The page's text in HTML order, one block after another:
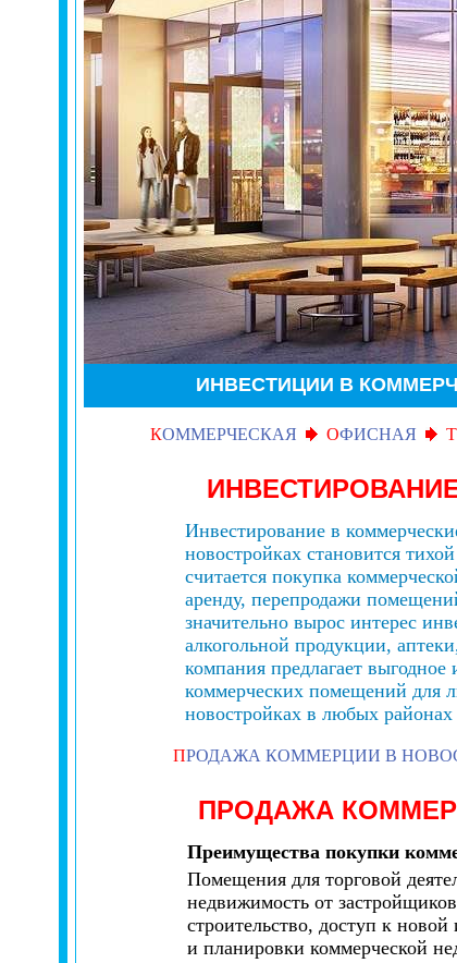
ИНВЕСТИЦИИ В
КОММЕРЧЕСКАЯ ОФИСНАЯ Т
Инвестирование в
новостройках становится
считается покупка
аренду, перепродажи
значительно вырос интерес
алкогольной продукции,
компания предлагает
коммерческих помещений для
новостройках в любых районах
ПРОДАЖА КОММЕРЦИИ В
ПРОДАЖА
Преимущества покупки
Помещения для торговой
недвижимость от
строительство, доступ к
и планировки коммерческой